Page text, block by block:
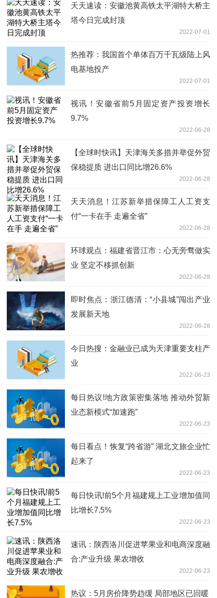
天天速读：安徽池黄高铁太平湖特大桥主
塔今日完成封顶
2022-07-01
热推荐：我国首个单体百万千瓦级陆上风
电基地投产
2022-07-01
视讯！安徽省前5月固定资产投资增长
9.7%
2022-06-28
【全球时快讯】天津海关多措并举促外贸
保稳提质 进出口同比增26.6%
2022-06-28
天天消息！江苏新举措保障工人工资支
付“一卡在手 走遍全省”
2022-06-28
环球观点：福建省晋江市：心无旁骛做实
业 坚定不移抓创新
2022-06-28
即时焦点：浙江德清：“小县城”闯出产业
发展新天地
2022-06-28
今日热搜：金融业已成为天津重要支柱产
业
2022-06-23
每日热议!地方政策密集落地 推动外贸新
业态新模式“加速跑”
2022-06-23
每日看点！恢复“跨省游” 湖北文旅企业忙
起来了
2022-06-23
每日快讯!前5个月福建规上工业增加值同
比增长7.5%
2022-06-23
速讯：陕西洛川促进苹果业和电商深度融
合:产业升级 果农增收
2022-06-23
热议：5月房价降势趋缓 局部地区已回暖